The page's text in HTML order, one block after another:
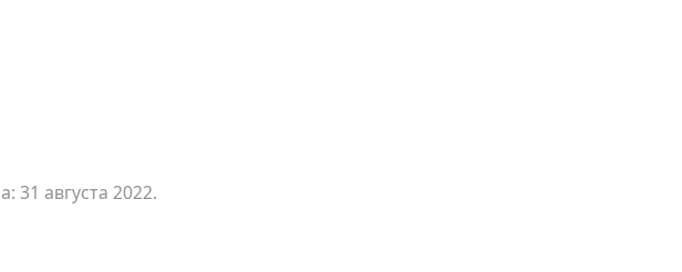
31 августа 2022.